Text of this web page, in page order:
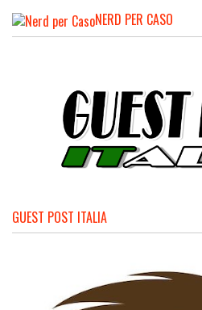
NERD PER CASO
GUEST POST ITALIA